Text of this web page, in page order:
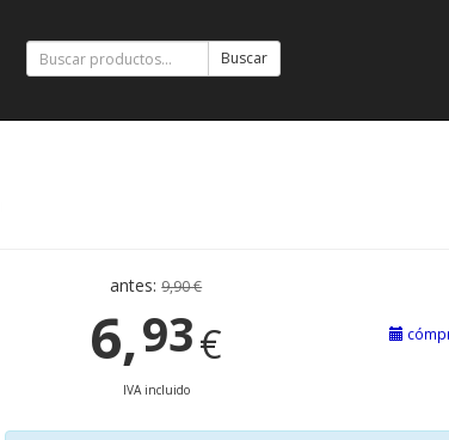
Buscar
antes:9,90 €
6,93€
IVA incluido